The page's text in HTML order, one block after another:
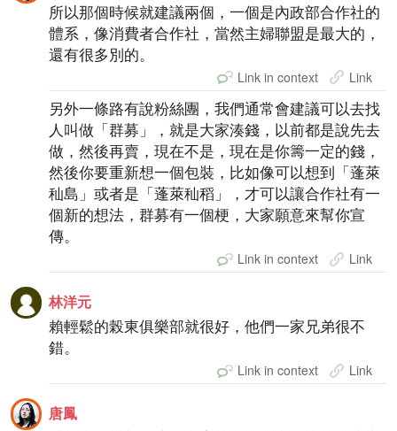
所以那個時候就建議兩個，一個是內政部合作社的
體系，像消費者合作社，當然主婦聯盟是最大的，
還有很多別的。
Link in context Link
另外一條路有說粉絲團，我們通常會建議可以去找
人叫做「群募」，就是大家湊錢，以前都是說先去
做，然後再賣，現在不是，現在是你籌一定的錢，
然後你要重新想一個包裝，比如像可以想到「蓬萊
秈島」或者是「蓬萊秈稻」，才可以讓合作社有一
個新的想法，群募有一個梗，大家願意來幫你宣
傳。
Link in context Link
林洋元
賴輕鬆的榖東俱樂部就很好，他們一家兄弟很不
錯。
Link in context Link
唐鳳